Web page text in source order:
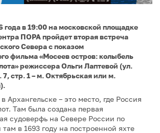
года в 19:00 на московской площадке
ПОРА пройдет вторая встреча
Севера с показом
фильма «Мосеев остров: колыбель
режиссера Ольги Лаптевой (ул.
стр. 1 – м. Октябрьская или м.
Архангельске – это место, где Россия
Там была создана первая
судоверфь на Севере России по
в 1693 году на построенной яхте